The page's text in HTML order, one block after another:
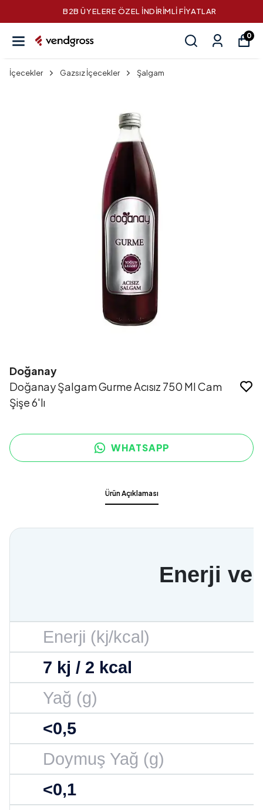
B2B ÜYELERE ÖZEL İNDİRİMLİ FİYATLAR
0
İçecekler Gazsız İçecekler Şalgam
Doğanay
Doğanay Şalgam Gurme Acısız 750 Ml Cam
Şişe 6'lı
WHATSAPP
Ürün Açıklaması
Enerji ve
Enerji (kj/kcal)
7 kj / 2 kcal
Yağ (g)
<0,5
Doymuş Yağ (g)
<0,1